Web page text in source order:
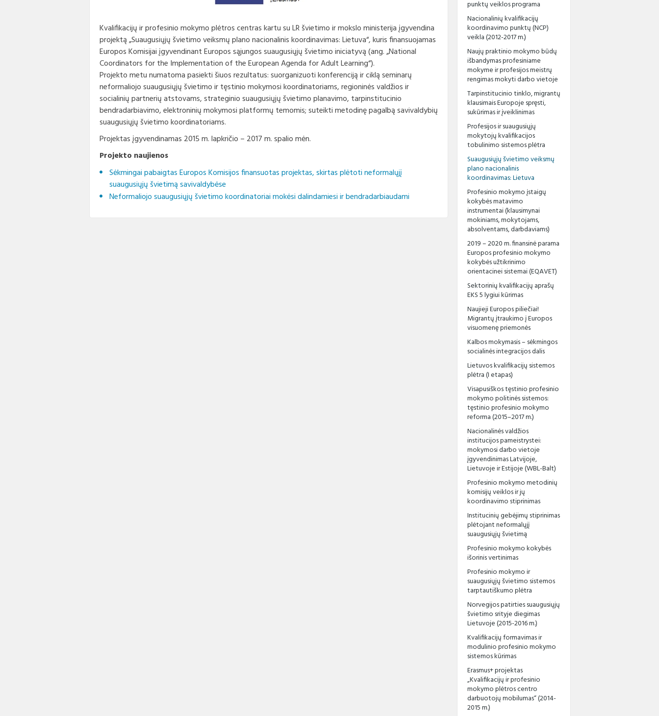
Finansinių ataskaitų rinkiniai
Paskatinimai ir
apdovanojimai
Darbo užmokestis
Konkursai
Karjera
Kontaktai
Tarybos, komisijos ir
komitetai
Nuorodos
Interneto svetainės atitikties
paraiška
Teorinių ir praktinių užduočių
sąsiuviniai
Apibendrinta informacija
apie mokymo(si) išteklius
Kompetencijų vertinimo
vykdymo instrukcijos
Mokinių registras ir KELTAS
Apeliacijų teikimas
Suaugusiųjų mokymosi ištekliai Elektroninė neformaliojo
mokymosi biblioteka
Suaugusiųjų mokymosi
informacinė sistema (SMIS)
Leidiniai
El. žurnalas „Suaugusiųjų
švietimas“
Neformaliuoju ir savišvietos
būdu įgytų kompetencijų,
susijusių su aukštuoju mokslu,
bendrieji principai
Kvalifikacijų ir profesinio mokymo plėtros centras kartu su LR švietimo ir mokslo ministerija įgyvendina
projektą „Suaugusiųjų švietimo veiksmų plano nacionalinis koordinavimas: Lietuva“, kuris finansuojamas
Europos Komisijai įgyvendinant Europos sąjungos suaugusiųjų švietimo iniciatyvą (ang. „National
Coordinators for the Implementation of the European Agenda for Adult Learning“).
Projekto metu numatoma pasiekti šiuos rezultatus: suorganizuoti konferenciją ir ciklą seminarų
neformaliojo suaugusiųjų švietimo ir tęstinio mokymosi koordinatoriams, regioninės valdžios ir
socialinių partnerių atstovams, strateginio suaugusiųjų švietimo planavimo, tarpinstitucinio
bendradarbiavimo, elektroninių mokymosi platformų temomis; suteikti metodinę pagalbą savivaldybių
suaugusiųjų švietimo koordinatoriams.
Projektas įgyvendinamas 2015 m. lapkričio – 2017 m. spalio mėn.
Projekto naujienos
Sėkmingai pabaigtas Europos Komisijos finansuotas projektas, skirtas plėtoti neformalųjį
suaugusiųjų švietimą savivaldybėse
Neformaliojo suaugusiųjų švietimo koordinatoriai mokėsi dalindamiesi ir bendradarbiaudami
punktų veiklos programa
Nacionalinių kvalifikacijų
koordinavimo punktų (NCP)
veikla (2012-2017 m.)
Naujų praktinio mokymo būdų
išbandymas profesiniame
mokyme ir profesijos meistrų
rengimas mokyti darbo vietoje
Tarpinstitucinio tinklo, migrantų
klausimais Europoje spręsti,
sukūrimas ir įveiklinimas
Profesijos ir suaugusiųjų
mokytojų kvalifikacijos
tobulinimo sistemos plėtra
Suaugusiųjų švietimo veiksmų
plano nacionalinis
koordinavimas: Lietuva
Profesinio mokymo įstaigų
kokybės matavimo
instrumentai (klausimynai
mokiniams, mokytojams,
absolventams, darbdaviams)
2019 – 2020 m. finansinė parama
Europos profesinio mokymo
kokybės užtikrinimo
orientacinei sistemai (EQAVET)
Sektorinių kvalifikacijų aprašų
EKS 5 lygiui kūrimas
Naujieji Europos piliečiai!
Migrantų įtraukimo į Europos
visuomenę priemonės
Kalbos mokymasis – sėkmingos
socialinės integracijos dalis
Lietuvos kvalifikacijų sistemos
plėtra (I etapas)
Visapusiškos tęstinio profesinio
mokymo politinės sistemos:
tęstinio profesinio mokymo
reforma (2015–2017 m.)
Nacionalinės valdžios
institucijos pameistrystei:
mokymosi darbo vietoje
įgyvendinimas Latvijoje,
Lietuvoje ir Estijoje (WBL-Balt)
Profesinio mokymo metodinių
komisijų veiklos ir jų
koordinavimo stiprinimas
Institucinių gebėjimų stiprinimas
plėtojant neformalųjį
suaugusiųjų švietimą
Profesinio mokymo kokybės
išorinis vertinimas
Profesinio mokymo ir
suaugusiųjų švietimo sistemos
tarptautiškumo plėtra
Norvegijos patirties suaugusiųjų
švietimo srityje diegimas
Lietuvoje (2015-2016 m.)
Kvalifikacijų formavimas ir
modulinio profesinio mokymo
sistemos kūrimas
Erasmus+ projektas
„Kvalifikacijų ir profesinio
mokymo plėtros centro
darbuotojų mobilumas“ (2014-
2015 m.)